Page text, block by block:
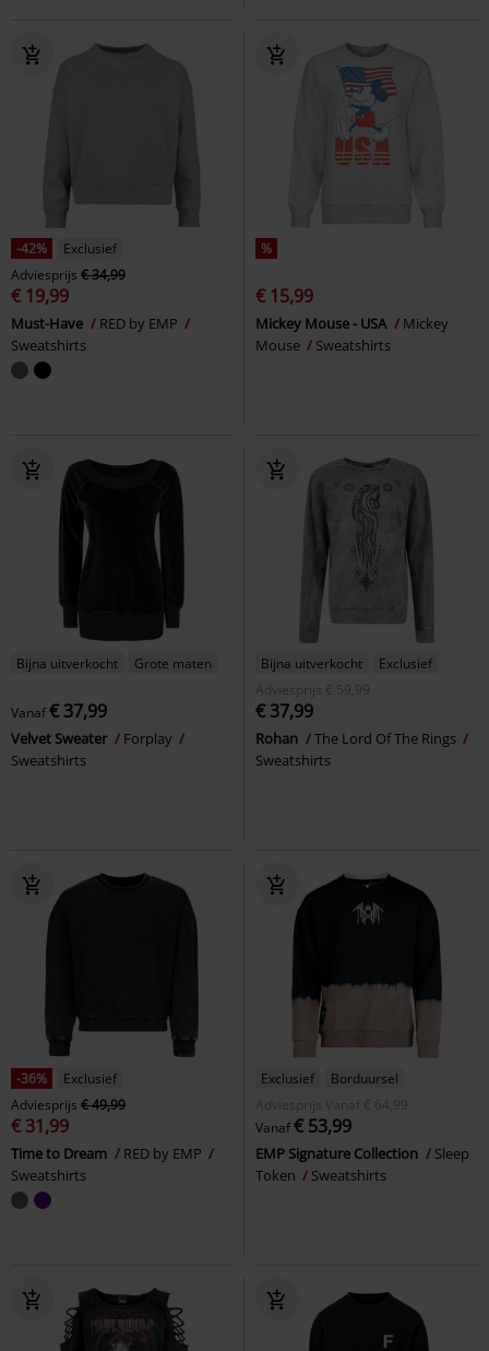
-42%
Exclusief
Adviesprijs € 34,99
€ 19,99
Must-Have
RED by EMP
Sweatshirts
%
€ 15,99
Mickey Mouse - USA
Mickey
Mouse
Sweatshirts
Bijna uitverkocht Grote maten
Vanaf€ 37,99
Velvet Sweater
Forplay
Sweatshirts
Bijna uitverkocht
Exclusief
Adviesprijs
€ 59,99
€ 37,99
Rohan
The Lord Of The Rings
Sweatshirts
-36%
Exclusief
Adviesprijs € 49,99
€ 31,99
Time to Dream
RED by EMP
Sweatshirts
Exclusief
Borduursel
Adviesprijs
Vanaf € 64,99
Vanaf€ 53,99
EMP Signature Collection
Sleep
Token
Sweatshirts